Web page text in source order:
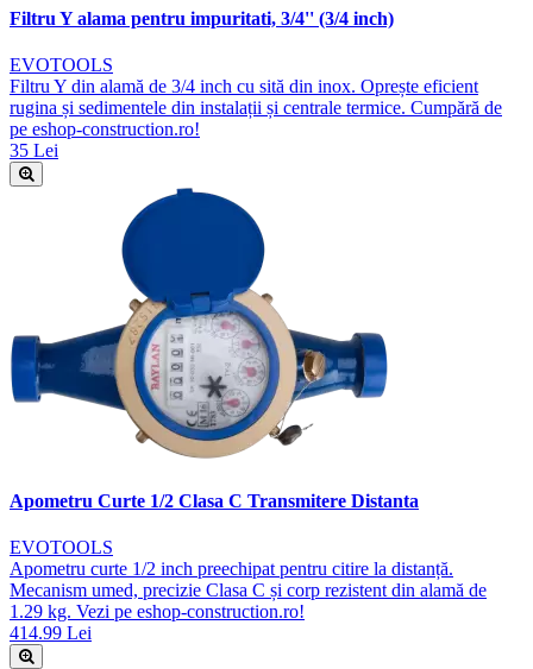
Filtru Y alama pentru impuritati, 3/4'' (3/4 inch)
EVOTOOLS
Filtru Y din alamă de 3/4 inch cu sită din inox. Oprește eficient
rugina și sedimentele din instalații și centrale termice. Cumpără de
pe eshop-construction.ro!
35 Lei
Apometru Curte 1/2 Clasa C Transmitere Distanta
EVOTOOLS
Apometru curte 1/2 inch preechipat pentru citire la distanță.
Mecanism umed, precizie Clasa C și corp rezistent din alamă de
1.29 kg. Vezi pe eshop-construction.ro!
414.99 Lei